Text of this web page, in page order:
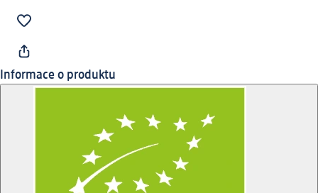
Informace o produktu